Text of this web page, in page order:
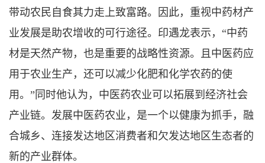
带动农民自食其力走上致富路。因此，重视中药材产
业发展是助农增收的可行途径。印遇龙表示，“中药
材是天然产物，也是重要的战略性资源。且中医药应
用于农业生产，还可以减少化肥和化学农药的使
用。”同时他认为，中医药农业可以拓展到经济社会
产业链。发展中医药农业，是一个以健康为抓手，融
合城乡、连接发达地区消费者和欠发达地区生态者的
新的产业群体。